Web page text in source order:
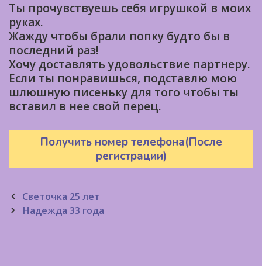
Ты прочувствуешь себя игрушкой в моих
руках.
Жажду чтобы брали попку будто бы в
последний раз!
Хочу доставлять удовольствие партнеру.
Если ты понравишься, подставлю мою
шлюшную писеньку для того чтобы ты
вставил в нее свой перец.
Получить номер телефона(После
регистрации)
Post
navigation
Светочка 25 лет
Надежда 33 года